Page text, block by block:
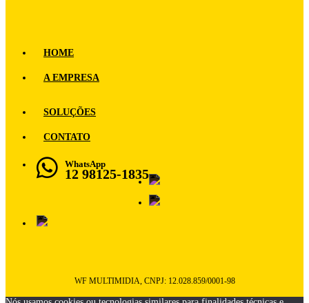
HOME
A EMPRESA
SOLUÇÕES
CONTATO
WhatsApp
12 98125-1835
WF MULTIMIDIA, CNPJ: 12.028.859/0001-98